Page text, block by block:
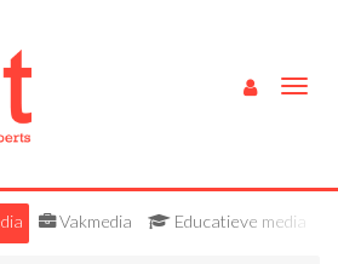
Vakmedia Educatieve media